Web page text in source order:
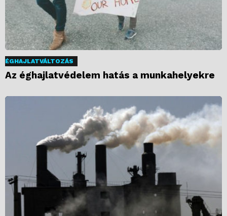
ÉGHAJLATVÁLTOZÁS
Az éghajlatvédelem hatás a munkahelyekre